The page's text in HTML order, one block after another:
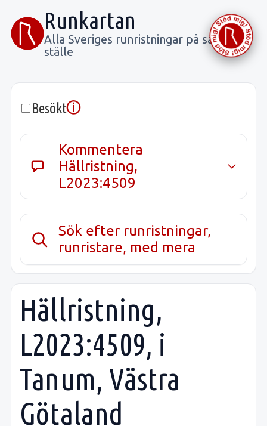
Runkartan
Alla Sveriges runristningar på samma
ställe
Besöktⓘ
Kommentera
Hällristning,
L2023:4509
Sök efter runristningar,
runristare, med mera
Hällristning,
L2023:4509, i
Tanum, Västra
Götaland